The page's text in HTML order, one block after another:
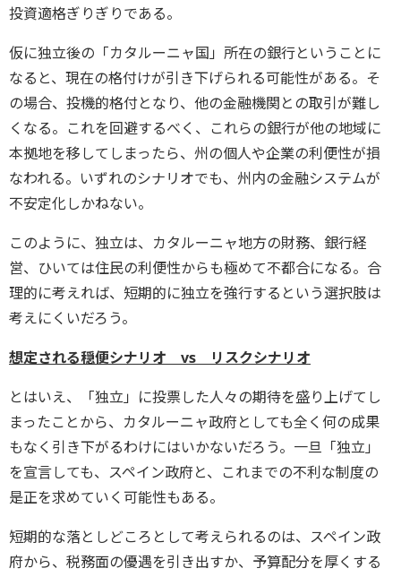
投資適格ぎりぎりである。
仮に独立後の「カタルーニャ国」所在の銀行ということに
なると、現在の格付けが引き下げられる可能性がある。そ
の場合、投機的格付となり、他の金融機関との取引が難し
くなる。これを回避するべく、これらの銀行が他の地域に
本拠地を移してしまったら、州の個人や企業の利便性が損
なわれる。いずれのシナリオでも、州内の金融システムが
不安定化しかねない。
このように、独立は、カタルーニャ地方の財務、銀行経
営、ひいては住民の利便性からも極めて不都合になる。合
理的に考えれば、短期的に独立を強行するという選択肢は
考えにくいだろう。
想定される穏便シナリオ vs リスクシナリオ
とはいえ、「独立」に投票した人々の期待を盛り上げてし
まったことから、カタルーニャ政府としても全く何の成果
もなく引き下がるわけにはいかないだろう。一旦「独立」
を宣言しても、スペイン政府と、これまでの不利な制度の
是正を求めていく可能性もある。
短期的な落としどころとして考えられるのは、スペイン政
府から、税務面の優遇を引き出すか、予算配分を厚くする